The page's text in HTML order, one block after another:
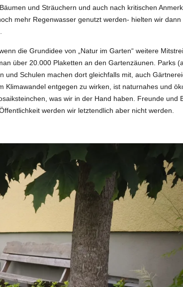
und Sträuchern und auch nach kritischen
mehr Regenwasser genutzt werden- hielten wir
die Grundidee von „Natur im Garten“ weitere
über 20.000 Plaketten an den Gartenzäunen. Parks
und Schulen machen dort gleichfalls mit, auch
Klimawandel entgegen zu wirken, ist naturnahes und
was wir in der Hand haben. Freunde
werden wir letztendlich aber nicht werden.